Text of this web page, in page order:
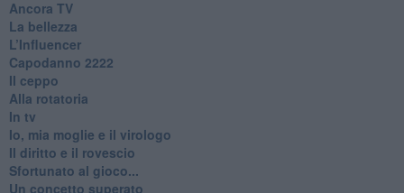
Ancora TV
La bellezza
L’Influencer
​Capodanno 2222
Il ceppo
Alla rotatoria
In tv
Io, mia moglie e il virologo
Il diritto e il rovescio
Sfortunato al gioco...
Un concetto superato